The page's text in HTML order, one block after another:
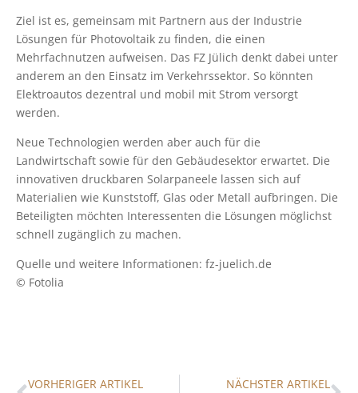
Ziel ist es, gemeinsam mit Partnern aus der Industrie
Lösungen für Photovoltaik zu finden, die einen
Mehrfachnutzen aufweisen. Das FZ Jülich denkt dabei unter
anderem an den Einsatz im Verkehrssektor. So könnten
Elektroautos dezentral und mobil mit Strom versorgt
werden.
Neue Technologien werden aber auch für die
Landwirtschaft sowie für den Gebäudesektor erwartet. Die
innovativen druckbaren Solarpaneele lassen sich auf
Materialien wie Kunststoff, Glas oder Metall aufbringen. Die
Beteiligten möchten Interessenten die Lösungen möglichst
schnell zugänglich zu machen.
Quelle und weitere Informationen: fz-juelich.de
© Fotolia
VORHERIGER ARTIKEL NÄCHSTER ARTIKEL